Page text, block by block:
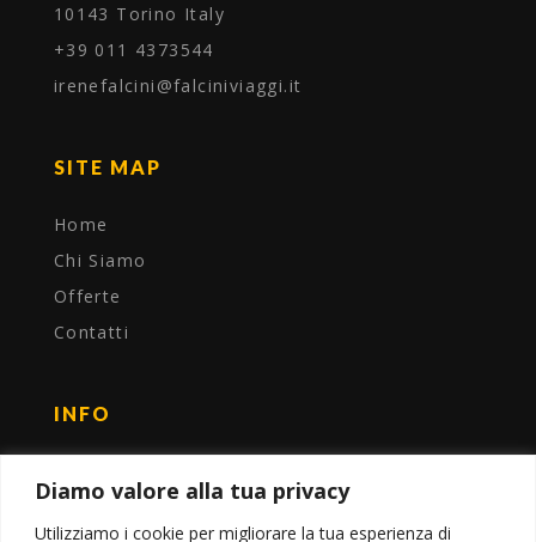
Diamo valore alla tua privacy
Utilizziamo i cookie per migliorare la tua esperienza di
10143 Torino Italy
+39 011 4373544
irenefalcini@falciniviaggi.it
SITE MAP
Home
Chi Siamo
Offerte
Contatti
INFO
Privacy Policy